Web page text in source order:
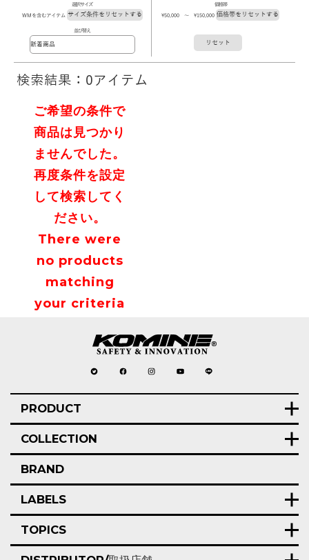
選択サイズ
WMを含むアイテム サイズ条件をリセットする
価格帯
\50,000 ～ \150,000 価格帯をリセットする
並び替え
リセット
検索結果：0アイテム
ご希望の条件で
商品は見つかり
ませんでした。
再度条件を設定
して検索してく
ださい。
There were
no products
matching
your criteria
PRODUCT
COLLECTION
BRAND
LABELS
TOPICS